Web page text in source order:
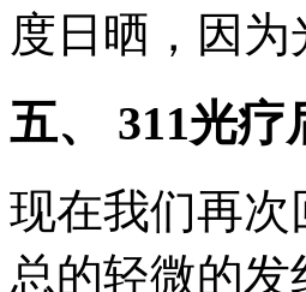
度日晒，因
五、 311光
现在我们再次
总的轻微的